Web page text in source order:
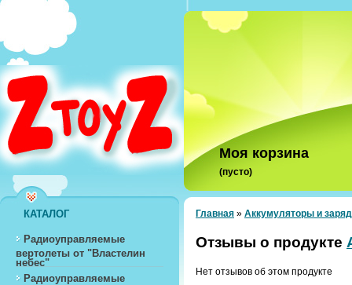
Моя корзина
(пусто)
КАТАЛОГ
Радиоуправляемые
вертолеты от "Властелин
небес"
Радиоуправляемые
Главная » Аккумуляторы и
Отзывы о продукте
Нет отзывов об этом продукте